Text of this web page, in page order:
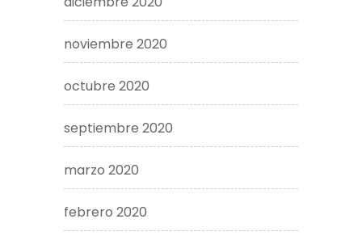
noviembre 2020
octubre 2020
septiembre 2020
marzo 2020
febrero 2020